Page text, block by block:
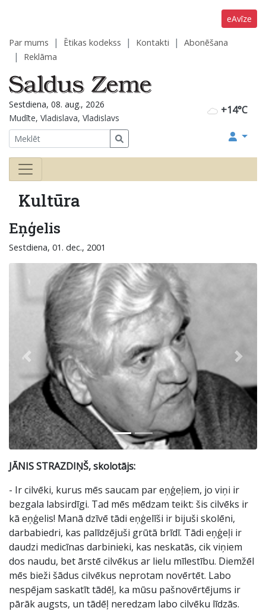
eAvīze
Par mums Ētikas kodekss Kontakti
Abonēšana
Reklāma
+14°C
Sestdiena, 08. aug., 2026
Mudīte, Vladislava, Vladislavs
Kultūra
Eņģelis
Sestdiena, 01. dec., 2001
Previous Next
JĀNIS STRAZDIŅŠ, skolotājs:
- Ir cilvēki, kurus mēs saucam par eņģeļiem, jo viņi ir
bezgala labsirdīgi. Tad mēs mēdzam teikt: šis cilvēks ir
kā eņģelis! Manā dzīvē tādi eņģelīši ir bijuši skolēni,
darbabiedri, kas palīdzējuši grūtā brīdī. Tādi eņģeļi ir
daudzi medicīnas darbinieki, kas neskatās, cik viņiem
dos naudu, bet ārstē cilvēkus ar lielu mīlestību. Diemžēl
mēs bieži šādus cilvēkus neprotam novērtēt. Labo
nespējam saskatīt tādēļ, ka mūsu pašnovērtējums ir
pārāk augsts, un tādēļ neredzam labo cilvēku līdzās.